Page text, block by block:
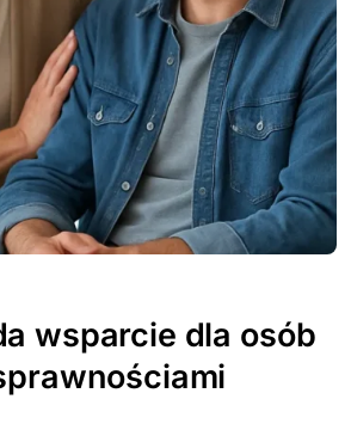
wsparcie dla osób